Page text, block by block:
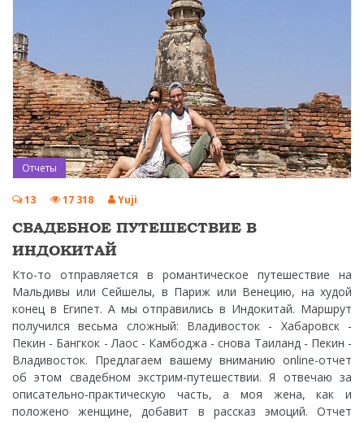
Отчеты
13 17 318 Yuji
СВАДЕБНОЕ ПУТЕШЕСТВИЕ В
ИНДОКИТАЙ
Кто-то отправляется в романтическое путешествие на
Мальдивы или Сейшелы, в Париж или Венецию, на худой
конец в Египет. А мы отправились в Индокитай. Маршрут
получился весьма сложный: Владивосток - Хабаровск -
Пекин - Бангкок - Лаос - Камбоджа - снова Таиланд - Пекин -
Владивосток. Предлагаем вашему вниманию online-отчет
об этом свадебном экстрим-путешествии. Я отвечаю за
описательно-практическую часть, а моя жена, как и
положено женщине, добавит в рассказ эмоций. Отчет